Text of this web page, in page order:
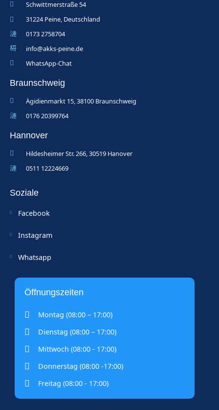
Schwittmerstraße 54
31224 Peine, Deutschland
0173 2758704
info@akks-peine.de
WhatsApp-Chat
Braunschweig
Ägidienmarkt 15, 38100 Braunschweig
0176 20399764
Hannover
Hildesheimer Str. 266, 30519 Hanover
0511 12224669
Soziale
Facebook
Instagram
Whatsapp
Öffnungszeiten
Montag (08:00 – 17:00)
Dienstag (08:00 – 17:00)
Mittwoch (08:00 - 17:00)
Donnerstag (08:00 -17:00)
Freitag (08:00 - 17:00)